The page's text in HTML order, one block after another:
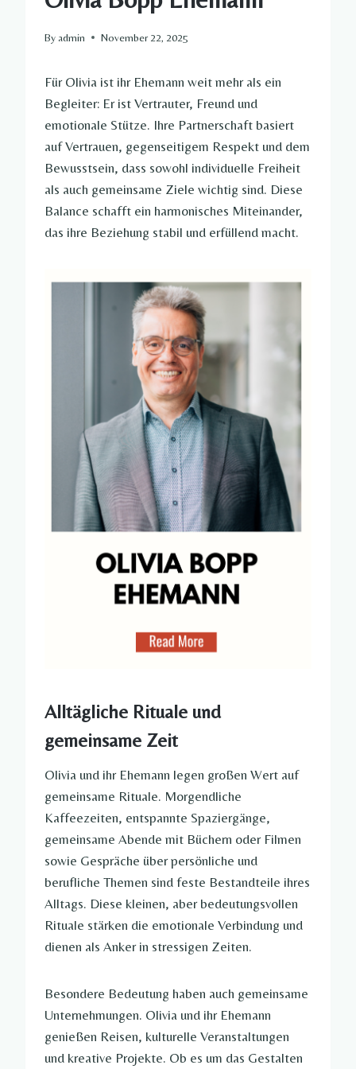
By admin November 22, 2025
Für Olivia ist ihr Ehemann weit mehr als ein
Begleiter: Er ist Vertrauter, Freund und
emotionale Stütze. Ihre Partnerschaft basiert
auf Vertrauen, gegenseitigem Respekt und dem
Bewusstsein, dass sowohl individuelle Freiheit
als auch gemeinsame Ziele wichtig sind. Diese
Balance schafft ein harmonisches Miteinander,
das ihre Beziehung stabil und erfüllend macht.
Alltägliche Rituale und
gemeinsame Zeit
Olivia und ihr Ehemann legen großen Wert auf
gemeinsame Rituale. Morgendliche
Kaffeezeiten, entspannte Spaziergänge,
gemeinsame Abende mit Büchern oder Filmen
sowie Gespräche über persönliche und
berufliche Themen sind feste Bestandteile ihres
Alltags. Diese kleinen, aber bedeutungsvollen
Rituale stärken die emotionale Verbindung und
dienen als Anker in stressigen Zeiten.
Besondere Bedeutung haben auch gemeinsame
Unternehmungen. Olivia und ihr Ehemann
genießen Reisen, kulturelle Veranstaltungen
und kreative Projekte. Ob es um das Gestalten